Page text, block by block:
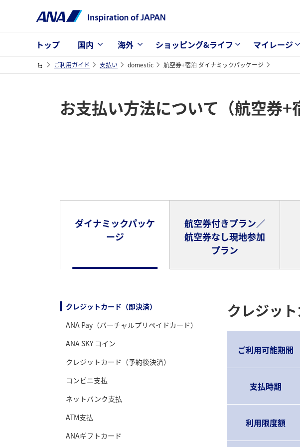
トップ 国内 海外 ショッピング&ライフ マイレージ
ご利用ガイド 支払い domestic 航空券+宿泊 ダイナミックパッケージ
お支払い方法について（航空券+
ダイナミックパッケ
ージ
航空券付きプラン／
航空券なし現地参加
プラン
クレジットカード（即決済）
ANA Pay（バーチャルプリペイドカード）
ANA SKY コイン
クレジットカード（予約後決済）
コンビニ支払
ネットバンク支払
ATM支払
ANAギフトカード
クレジット
ご利用可能期間
支払時期
利用限度額